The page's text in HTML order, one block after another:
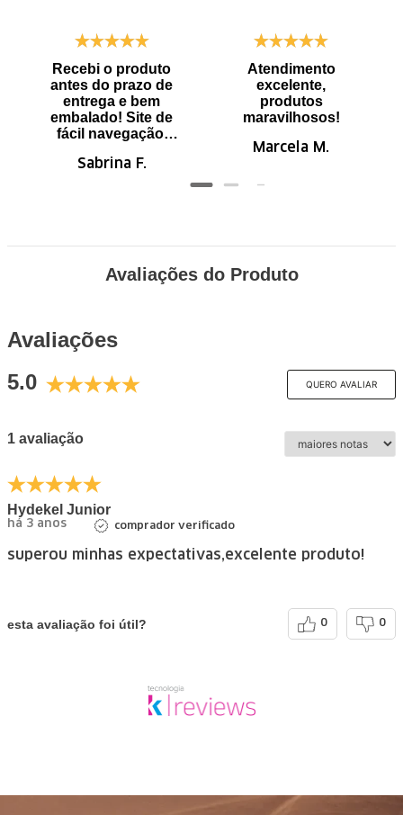
Recebi o produto
antes do prazo de
entrega e bem
embalado! Site de
fácil navegação.
Sabrina F.
Atendimento
excelente,
produtos
maravilhosos!
Marcela M.
Avaliações do Produto
Avaliações
5.0
QUERO AVALIAR
1 avaliação
Hydekel Junior
há 3 anos comprador verificado
superou minhas expectativas,excelente produto!
esta avaliação foi útil? 0 0